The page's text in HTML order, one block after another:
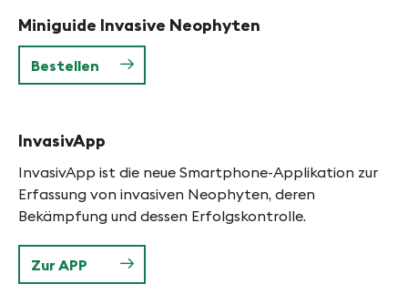
und
unterbindet
die
zu
handförmigen
Blättern
zusammengesetzt
Samen
in
behaarten
Hülsen
Miniguide Invasive Neophyten
Bestellen
InvasivApp
InvasivApp ist die neue Smartphone-Applikation zur
Erfassung von invasiven Neophyten, deren
Bekämpfung und dessen Erfolgskontrolle.
Zur APP